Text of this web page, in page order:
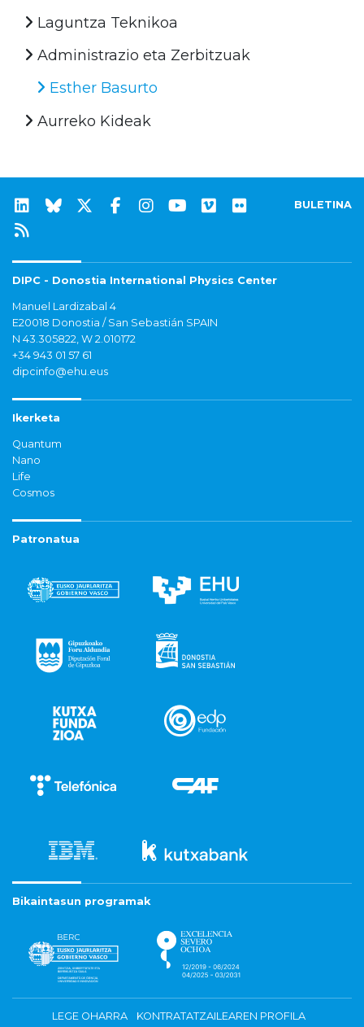
Laguntza Teknikoa
Administrazio eta Zerbitzuak
Esther Basurto
Aurreko Kideak
BULETINA
DIPC - Donostia International Physics Center
Manuel Lardizabal 4
E20018 Donostia / San Sebastián SPAIN
N 43.305822, W 2.010172
+34 943 01 57 61
dipcinfo@ehu.eus
Ikerketa
Quantum
Nano
Life
Cosmos
Patronatua
Bikaintasun programak
LEGE OHARRA
KONTRATATZAILEAREN PROFILA